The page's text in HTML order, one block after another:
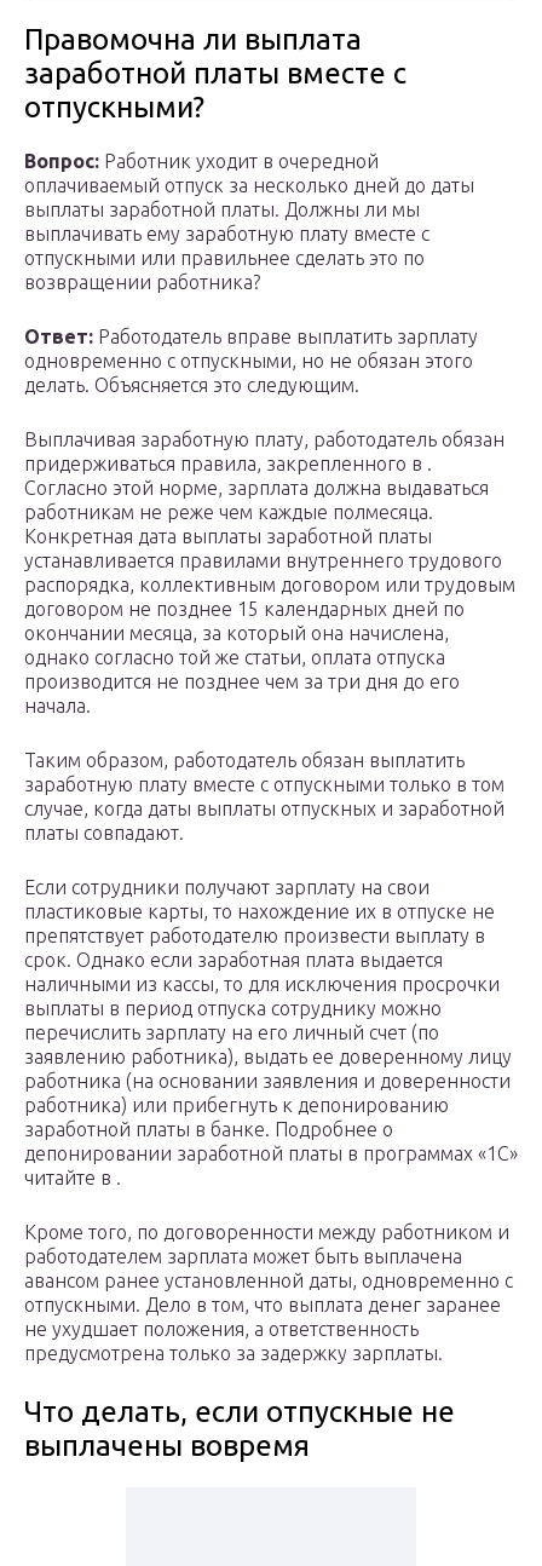
Правомочна ли выплата
заработной платы вместе с
отпускными?
Вопрос: Работник уходит в очередной
оплачиваемый отпуск за несколько дней до даты
выплаты заработной платы. Должны ли мы
выплачивать ему заработную плату вместе с
отпускными или правильнее сделать это по
возвращении работника?
Ответ: Работодатель вправе выплатить зарплату
одновременно с отпускными, но не обязан этого
делать. Объясняется это следующим.
Выплачивая заработную плату, работодатель обязан
придерживаться правила, закрепленного в .
Согласно этой норме, зарплата должна выдаваться
работникам не реже чем каждые полмесяца.
Конкретная дата выплаты заработной платы
устанавливается правилами внутреннего трудового
распорядка, коллективным договором или трудовым
договором не позднее 15 календарных дней по
окончании месяца, за который она начислена,
однако согласно той же статьи, оплата отпуска
производится не позднее чем за три дня до его
начала.
Таким образом, работодатель обязан выплатить
заработную плату вместе с отпускными только в том
случае, когда даты выплаты отпускных и заработной
платы совпадают.
Если сотрудники получают зарплату на свои
пластиковые карты, то нахождение их в отпуске не
препятствует работодателю произвести выплату в
срок. Однако если заработная плата выдается
наличными из кассы, то для исключения просрочки
выплаты в период отпуска сотруднику можно
перечислить зарплату на его личный счет (по
заявлению работника), выдать ее доверенному лицу
работника (на основании заявления и доверенности
работника) или прибегнуть к депонированию
заработной платы в банке. Подробнее о
депонировании заработной платы в программах «1С»
читайте в .
Кроме того, по договоренности между работником и
работодателем зарплата может быть выплачена
авансом ранее установленной даты, одновременно с
отпускными. Дело в том, что выплата денег заранее
не ухудшает положения, а ответственность
предусмотрена только за задержку зарплаты.
Что делать, если отпускные не
выплачены вовремя